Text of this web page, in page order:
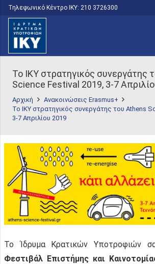
Τηλεφωνικό Κέντρο IKY: 210 3726300
To IKY στρατηγικός συνεργάτης
Science Festival 2019, 3-7
Αρχική
Ανακοινώσεις Erasmus+
To IKY στρατηγικός συνεργάτης του Athens
3-7 Απριλίου 2019
Το Ίδρυμα Κρατικών Υποτροφιών
Φεστιβάλ Επιστήμης και